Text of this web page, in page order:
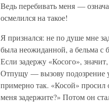
Ведь перебивать меня —
осмелился на такое!
Я признался: не по душе мне
была неожиданной, а бельма с
Если задержу «Косого»,
Отпущу — вызову подозрение
примерно так. «Косой» просил
меня задержите?» Потом он